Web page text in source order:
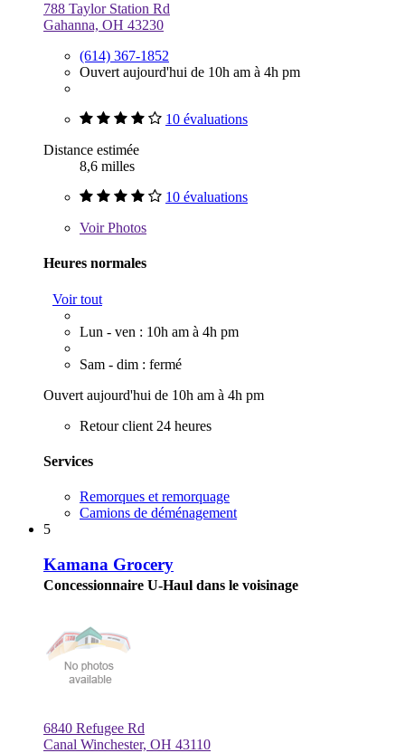
788 Taylor Station Rd
Gahanna, OH 43230
(614) 367-1852
Ouvert aujourd'hui de 10h am à 4h pm
10 évaluations
Distance estimée
8,6 milles
10 évaluations
VoirPhotos
Heures normales
Voir tout
Lun - ven : 10h am à 4h pm
Sam - dim : fermé
Ouvert aujourd'hui de 10h am à 4h pm
Retour client 24 heures
Services
Remorques et remorquage
Camions de déménagement
5
Kamana Grocery
Concessionnaire U-Haul dans le voisinage
6840 Refugee Rd
Canal Winchester, OH 43110